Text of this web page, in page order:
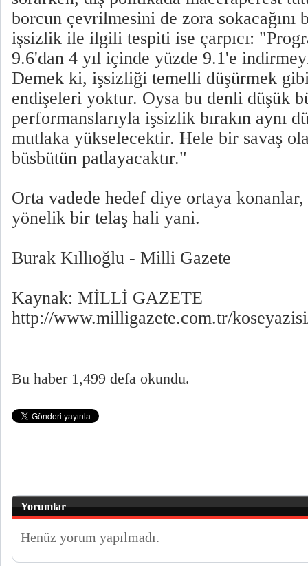
borcun çevrilmesini de zora sokacağını
işsizlik ile ilgili tespiti ise çarpıcı:
9.6'dan 4 yıl içinde yüzde 9.1'e
Demek ki, işsizliği temelli düşürmek
endişeleri yoktur. Oysa bu denli düşük
performanslarıyla işsizlik bırakın aynı
mutlaka yükselecektir. Hele bir savaş
büsbütün patlayacaktır."
Orta vadede hedef diye ortaya
yönelik bir telaş hali yani.
Burak Kıllıoğlu - Milli Gazete
Kaynak: MİLLİ GAZETE
http://www.milligazete.com.tr/
Bu haber 1,499 defa okundu.
Yorumlar
Henüz yorum yapılmadı.